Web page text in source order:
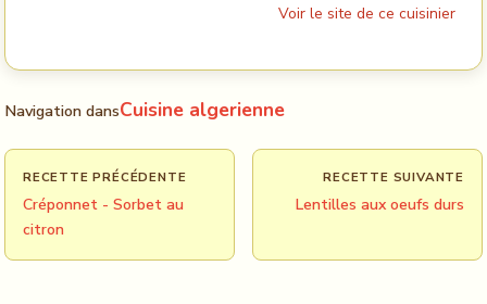
Voir le site de ce cuisinier
Navigation dansCuisine algerienne
RECETTE PRÉCÉDENTE
Créponnet - Sorbet au
citron
RECETTE SUIVANTE
Lentilles aux oeufs durs